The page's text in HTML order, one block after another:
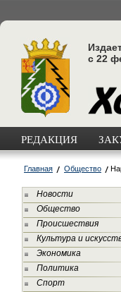
с 22
РЕДАКЦИЯ
Главная Общество
Новости
Общество
Происшествия
Культура и
Экономика
Политика
Спорт